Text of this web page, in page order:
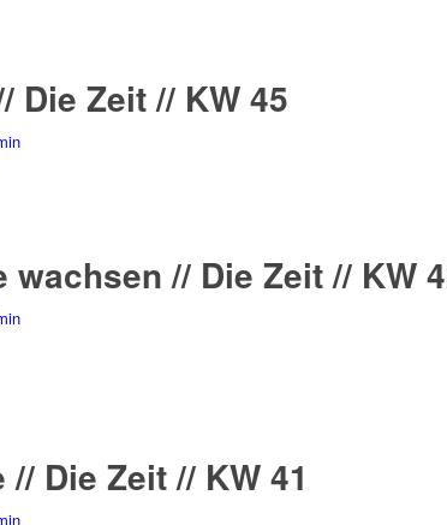
Die Zeit // KW 45
wachsen // Die Zeit // KW
Die Zeit // KW 41